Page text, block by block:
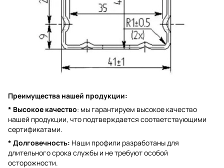
Преимущества нашей продукции:
* Высокое качество: мы гарантируем высокое качество
нашей продукции, что подтверждается соответствующими
сертификатами.
* Долговечность: Наши профили разработаны для
длительного срока службы и не требуют особой
осторожности.